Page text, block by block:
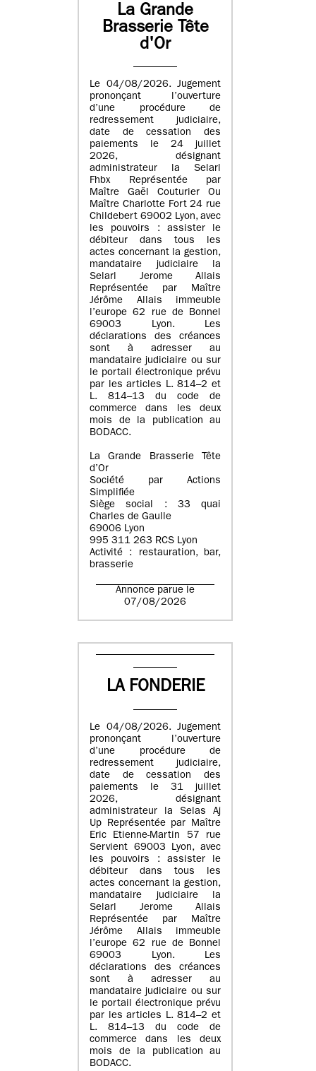
La Grande
Brasserie Tête
d'Or
Le 04/08/2026. Jugement
prononçant l’ouverture
d’une procédure de
redressement judiciaire,
date de cessation des
paiements le 24 juillet
2026, désignant
administrateur la Selarl
Fhbx Représentée par
Maître Gaël Couturier Ou
Maître Charlotte Fort 24 rue
Childebert 69002 Lyon, avec
les pouvoirs : assister le
débiteur dans tous les
actes concernant la gestion,
mandataire judiciaire la
Selarl Jerome Allais
Représentée par Maître
Jérôme Allais immeuble
l’europe 62 rue de Bonnel
69003 Lyon. Les
déclarations des créances
sont à adresser au
mandataire judiciaire ou sur
le portail électronique prévu
par les articles L. 814–2 et
L. 814–13 du code de
commerce dans les deux
mois de la publication au
BODACC.
La Grande Brasserie Tête
d’Or
Société par Actions
Simplifiée
Siège social : 33 quai
Charles de Gaulle
69006 Lyon
995 311 263 RCS Lyon
Activité : restauration, bar,
brasserie
Annonce parue le
07/08/2026
LA FONDERIE
Le 04/08/2026. Jugement
prononçant l’ouverture
d’une procédure de
redressement judiciaire,
date de cessation des
paiements le 31 juillet
2026, désignant
administrateur la Selas Aj
Up Représentée par Maître
Eric Etienne-Martin 57 rue
Servient 69003 Lyon, avec
les pouvoirs : assister le
débiteur dans tous les
actes concernant la gestion,
mandataire judiciaire la
Selarl Jerome Allais
Représentée par Maître
Jérôme Allais immeuble
l’europe 62 rue de Bonnel
69003 Lyon. Les
déclarations des créances
sont à adresser au
mandataire judiciaire ou sur
le portail électronique prévu
par les articles L. 814–2 et
L. 814–13 du code de
commerce dans les deux
mois de la publication au
BODACC.